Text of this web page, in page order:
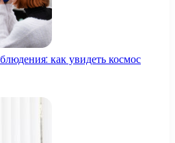
как увидеть космос